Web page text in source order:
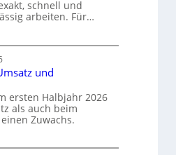
schnell und
arbeiten. Für…
und
ersten Halbjahr 2026
als auch beim
Zuwachs.